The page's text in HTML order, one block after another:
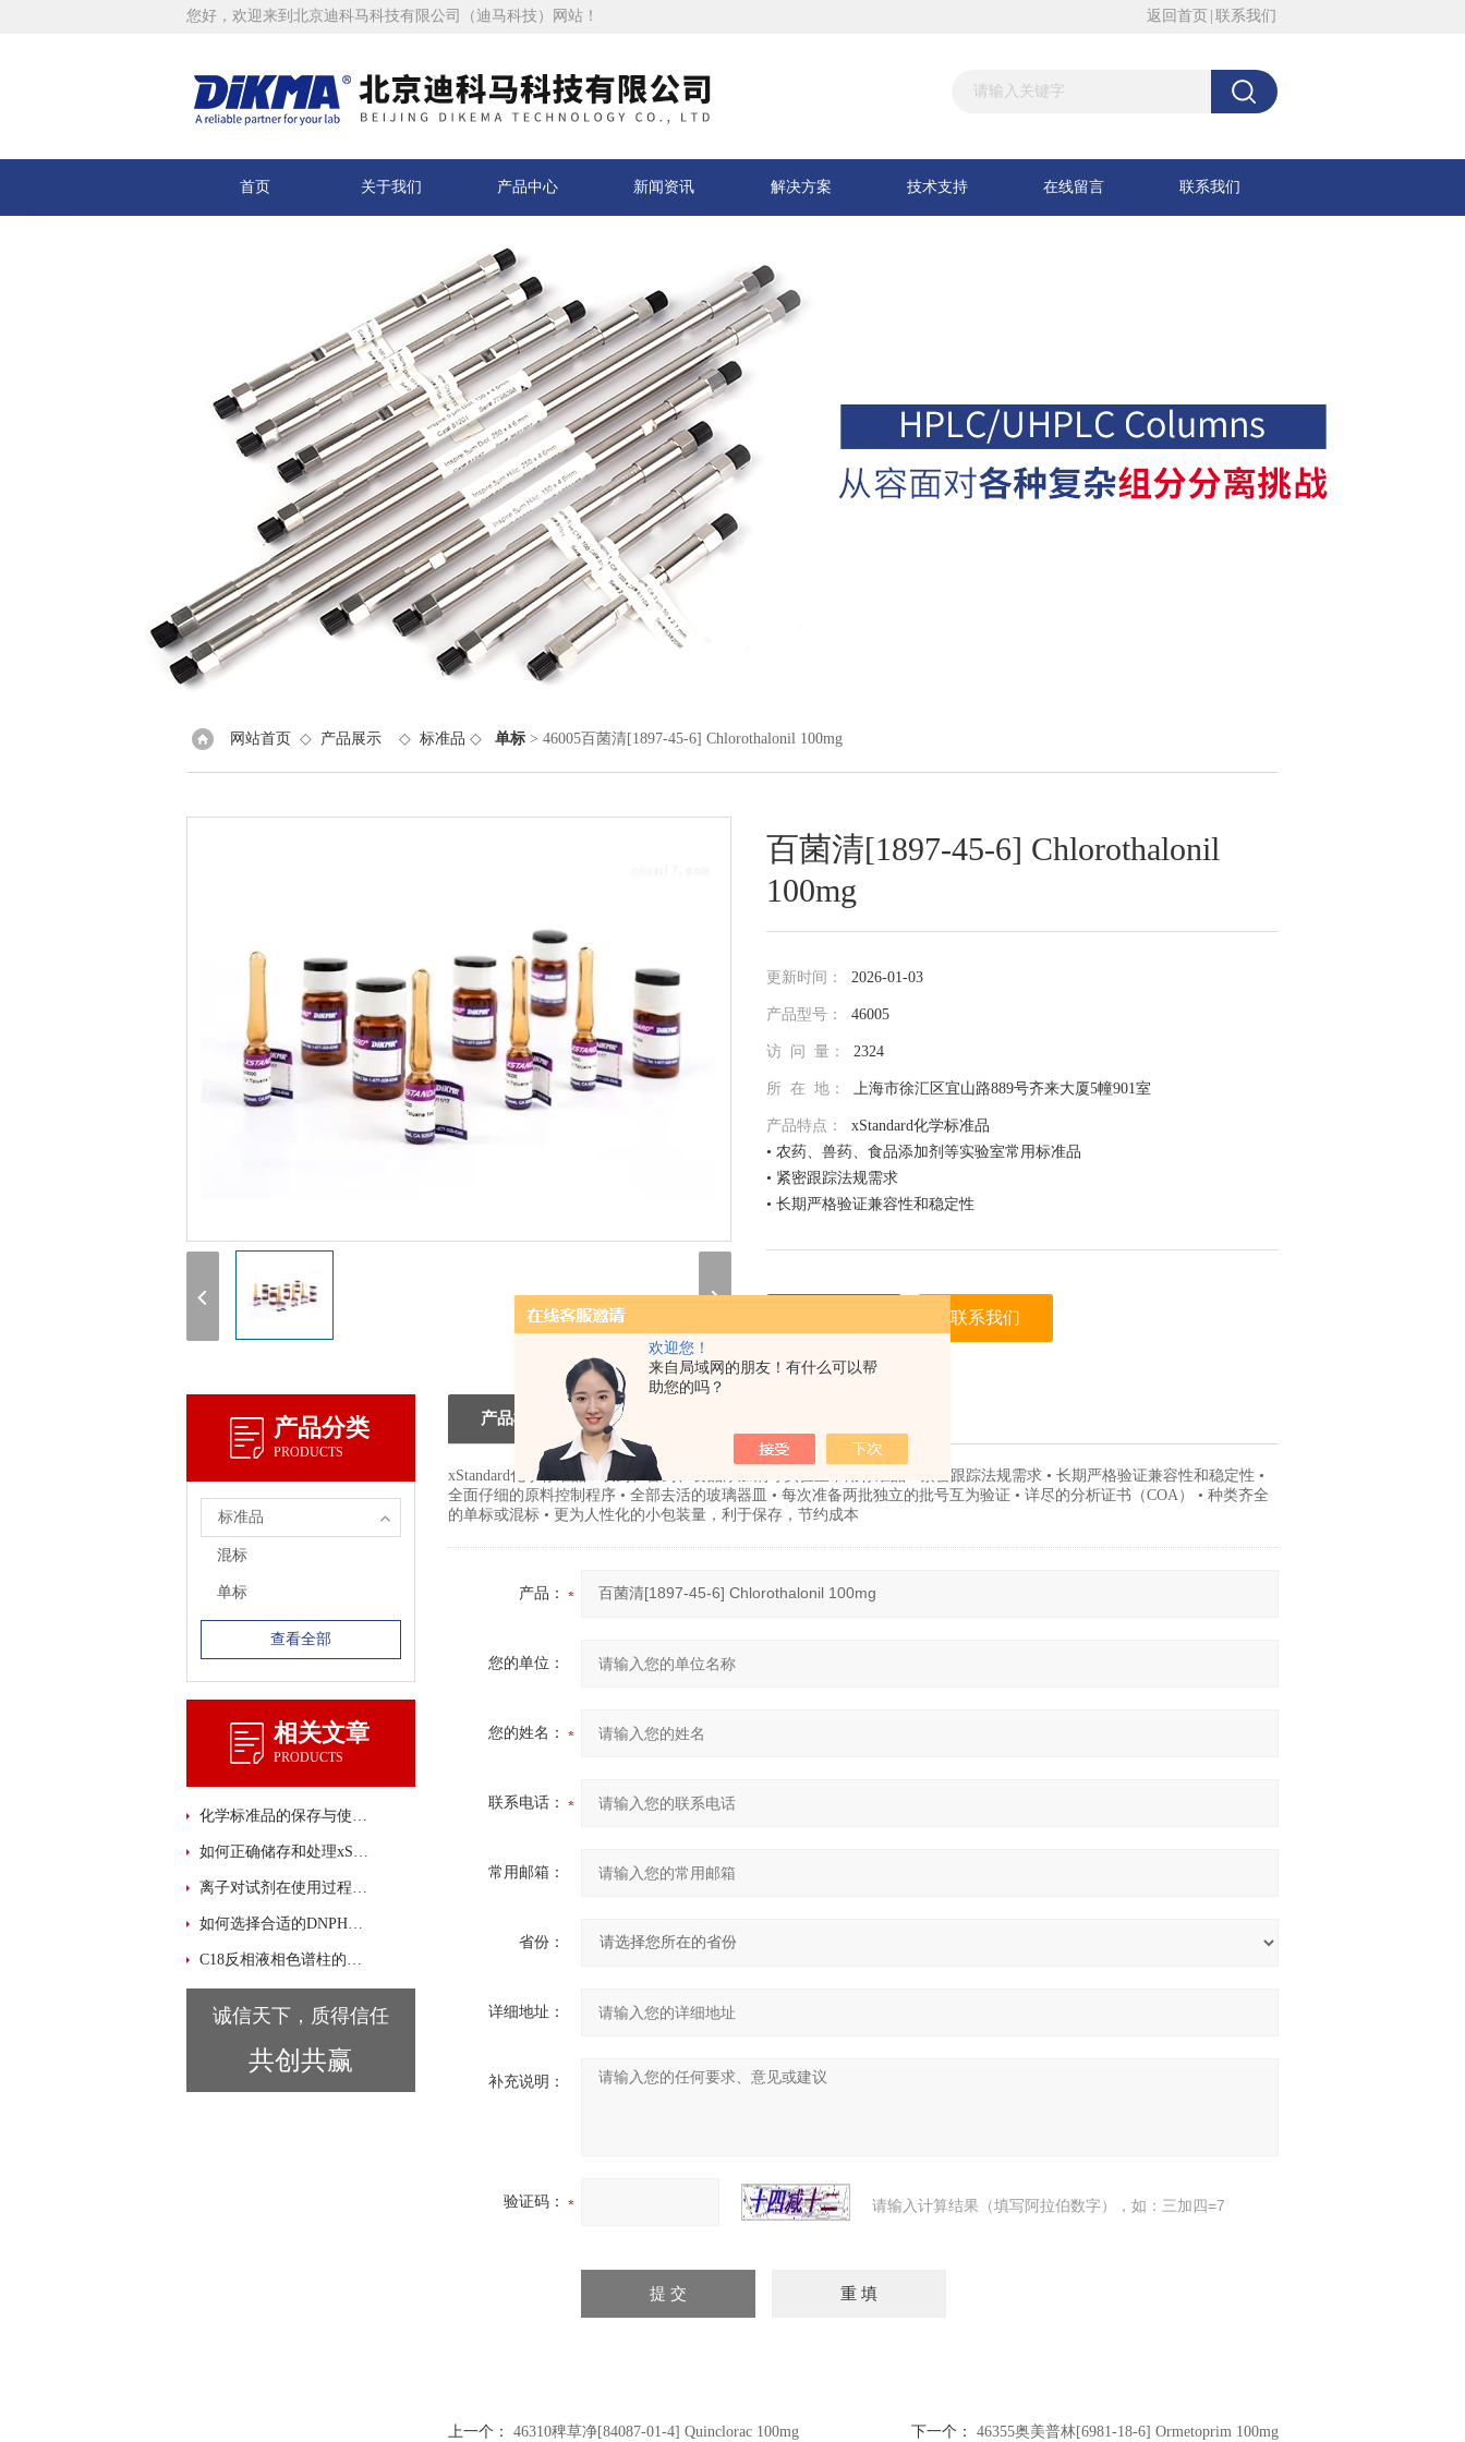
欢迎您！
来自局域网的朋友！有什么可以帮
助您的吗？
您好，欢迎来到北京迪科马科技有限公司（迪马科技）网站！ 返回首页 联系我们
首页 关于我们 产品中心 新闻资讯 解决方案 技术支持 在线留言 联系我们
网站首页 ◇ 产品展示 ◇ 标准品 ◇ 单标 > 46005百菌清[1897-45-6] Chlorothalonil 100mg
百菌清[1897-45-6] Chlorothalonil
100mg
更新时间： 2026-01-03
产品型号： 46005
访 问 量： 2324
所 在 地： 上海市徐汇区宜山路889号齐来大厦5幢901室
产品特点： xStandard化学标准品
• 农药、兽药、食品添加剂等实验室常用标准品
• 紧密跟踪法规需求
• 长期严格验证兼容性和稳定性
• 种类齐全的单标或混标
• 更为人性化的小包装量，利于保存，节约成本
联系我们
（联系我们，请说明是在 北京迪科马科技有限公司（迪马科技） 上看到的信
产品分类
PRODUCTS
标准品
混标
单标
查看全部
相关文章
PRODUCTS
化学标准品的保存与使用注意事项
如何正确储存和处理xStandard 化学标准品？
离子对试剂在使用过程中的注意事项有哪些？
如何选择合适的DNPH管进行样品采集与分析？
C18反相液相色谱柱的维护与使用技巧说明
诚信天下，质得信任
共创共赢
产品概述
xStandard化学标准品 • 农药、兽药、食品添加剂等实验室常用标准品 • 紧密跟踪法规需求 • 长期严格验证兼容性和稳定性 •
全面仔细的原料控制程序 • 全部去活的玻璃器皿 • 每次准备两批独立的批号互为验证 • 详尽的分析证书（COA） • 种类齐全
的单标或混标 • 更为人性化的小包装量，利于保存，节约成本
产品：
您的单位：
您的姓名：
联系电话：
常用邮箱：
省份：
详细地址：
补充说明：
验证码： 请输入计算结果（填写阿拉伯数字），如：三加四=7
上一个： 46310稗草净[84087-01-4] Quinclorac 100mg 下一个： 46355奥美普林[6981-18-6] Ormetoprim 100mg